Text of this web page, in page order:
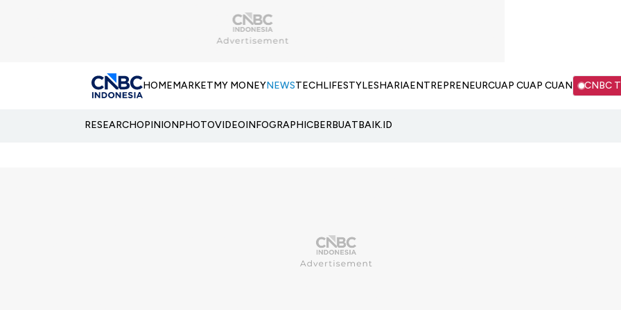
HOMEMARKETMY MONEYNEWSTECHLIFESTYLESHARIAENTREPRENEURCUAP CUAP CUAN CNBC
RESEARCHOPINIONPHOTOVIDEOINFOGRAPHICBERBUATBAIK.ID